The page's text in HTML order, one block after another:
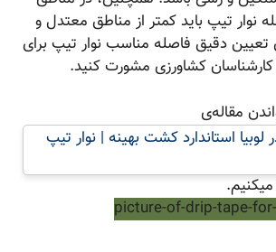
تیپ باید کمتر از مناطق معتدل و
دقیق فاصله مناسب نوار تیپ برای
کارشناسان کشاورزی مشورت کنید.
مقاله‌ی
لوبیا استاندارد کشت بهینه | نوار تیپ